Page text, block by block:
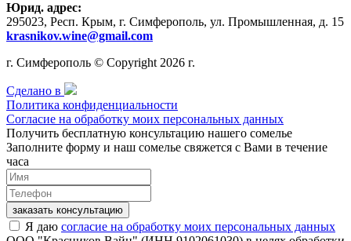
Юрид. адрес:
295023, Респ. Крым, г. Симферополь, ул. Промышленная, д. 15
krasnikov.wine@gmail.com
г. Симферополь © Copyright 2026 г.
Сделано в
Политика конфиденциальности
Согласие на обработку моих персональных данных
Получить бесплатную консультацию нашего сомелье
Заполните форму и наш сомелье свяжется с Вами в течение
часа
заказать консультацию
Я даю согласие на обработку моих персональных данных